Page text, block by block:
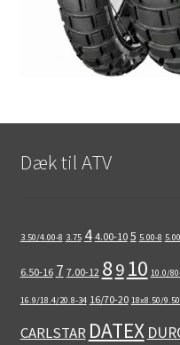
Dæk til ATV
3.50/4.00-8 3.75 4 4.00-10 5 5.00-8
6.50-16 7 7.00-12 89 10 10.0/
16.9/18.4/20.8-34 16/70-20 18x8.50/
CARLSTAR DATEX